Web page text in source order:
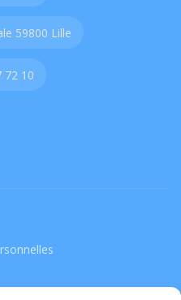
59800 Lille
72 10